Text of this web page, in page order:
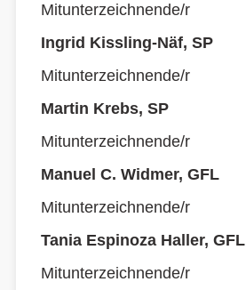
Mitunterzeichnende/r
Ingrid Kissling-Näf, SP
Mitunterzeichnende/r
Martin Krebs, SP
Mitunterzeichnende/r
Manuel C. Widmer, GFL
Mitunterzeichnende/r
Tania Espinoza Haller, GFL
Mitunterzeichnende/r